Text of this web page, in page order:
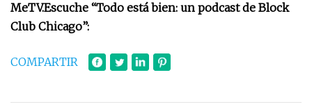
MeTV.Escuche “Todo está bien: un podcast de Block
Club Chicago”:
COMPARTIR